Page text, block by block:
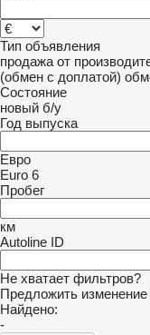
Тип объявления
продажа от
(обмен с доплатой)
Состояние
новый б/у
Год выпуска
Евро
Euro 6
Пробег
км
Autoline ID
Не хватает фильтров?
Предложить изменение
Найдено:
-